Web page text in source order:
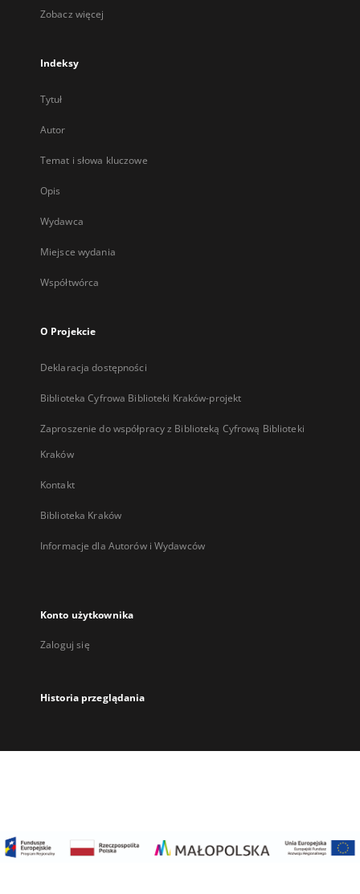
Zobacz więcej
Indeksy
Tytuł
Autor
Temat i słowa kluczowe
Opis
Wydawca
Miejsce wydania
Współtwórca
O Projekcie
Deklaracja dostępności
Biblioteka Cyfrowa Biblioteki Kraków-projekt
Zaproszenie do współpracy z Biblioteką Cyfrową Biblioteki
Kraków
Kontakt
Biblioteka Kraków
Informacje dla Autorów i Wydawców
Konto użytkownika
Zaloguj się
Historia przeglądania